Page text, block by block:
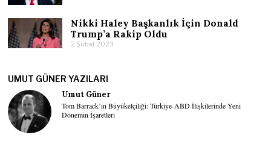
Nikki Haley Başkanlık İçin Donald
Trump’a Rakip Oldu
2 Şubat 2023
UMUT GÜNER YAZILARI
Umut Güner
Tom Barrack’ın Büyükelçiliği: Türkiye-ABD İlişkilerinde Yeni
Dönemin İşaretleri